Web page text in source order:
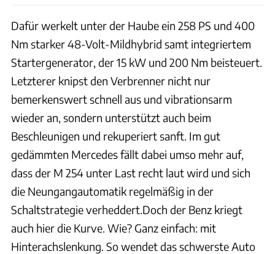
Dafür werkelt unter der Haube ein 258 PS und 400
Nm starker 48-Volt-Mildhybrid samt integriertem
Startergenerator, der 15 kW und 200 Nm beisteuert.
Letzterer knipst den Verbrenner nicht nur
bemerkenswert schnell aus und vibrationsarm
wieder an, sondern unterstützt auch beim
Beschleunigen und rekuperiert sanft. Im gut
gedämmten Mercedes fällt dabei umso mehr auf,
dass der M 254 unter Last recht laut wird und sich
die Neungangautomatik regelmäßig in der
Schaltstrategie verheddert.Doch der Benz kriegt
auch hier die Kurve. Wie? Ganz einfach: mit
Hinterachslenkung. So wendet das schwerste Auto